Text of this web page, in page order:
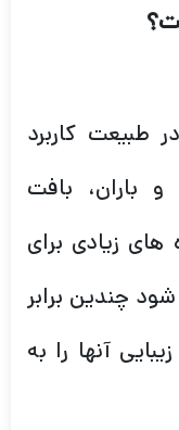
طبیعت کاربرد
باران، بافت
زیادی برای
چندین برابر
آنها را به